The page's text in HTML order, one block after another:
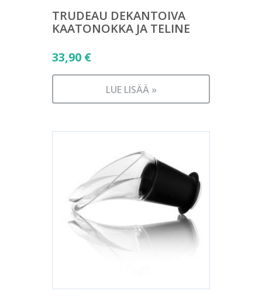
TRUDEAU DEKANTOIVA
KAATONOKKA JA TELINE
33,90 €
LUE LISÄÄ »